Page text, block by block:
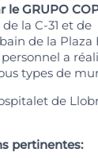
le GRUPO
la C-31 et de
de la Plaza
a
types de
de
pertinentes: